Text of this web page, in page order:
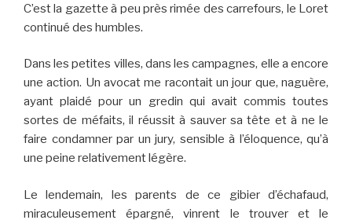
C’est la gazette à peu près rimée des carrefours, le Loret
continué des humbles.
Dans les petites villes, dans les campagnes, elle a encore
une action. Un avocat me racontait un jour que, naguère,
ayant plaidé pour un gredin qui avait commis toutes
sortes de méfaits, il réussit à sauver sa tête et à ne le
faire condamner par un jury, sensible à l’éloquence, qu’à
une peine relativement légère.
Le lendemain, les parents de ce gibier d’échafaud,
miraculeusement épargné, vinrent le trouver et le